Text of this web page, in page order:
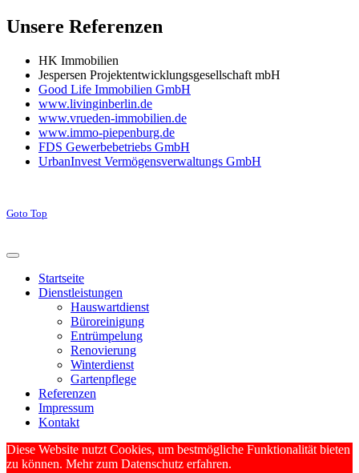
Unsere Referenzen
HK Immobilien
Jespersen Projektentwicklungsgesellschaft mbH
Good Life Immobilien GmbH
www.livinginberlin.de
www.vrueden-immobilien.de
www.immo-piepenburg.de
FDS Gewerbebetriebs GmbH
UrbanInvest Vermögensverwaltungs GmbH
Goto Top
Startseite
Dienstleistungen
Hauswartdienst
Büroreinigung
Entrümpelung
Renovierung
Winterdienst
Gartenpflege
Referenzen
Impressum
Kontakt
Diese Website nutzt Cookies, um bestmögliche Funktionalität bieten
zu können. Mehr zum Datenschutz erfahren.